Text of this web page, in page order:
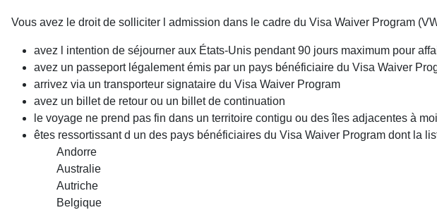
Vous avez le droit de solliciter l admission dans le cadre du Visa Waiver Program
avez l intention de séjourner aux États-Unis pendant 90 jours maximum pour
avez un passeport légalement émis par un pays bénéficiaire du Visa Waiver
arrivez via un transporteur signataire du Visa Waiver Program
avez un billet de retour ou un billet de continuation
le voyage ne prend pas fin dans un territoire contigu ou des îles adjacentes à
êtes ressortissant d un des pays bénéficiaires du Visa Waiver Program dont la
Andorre
Australie
Autriche
Belgique